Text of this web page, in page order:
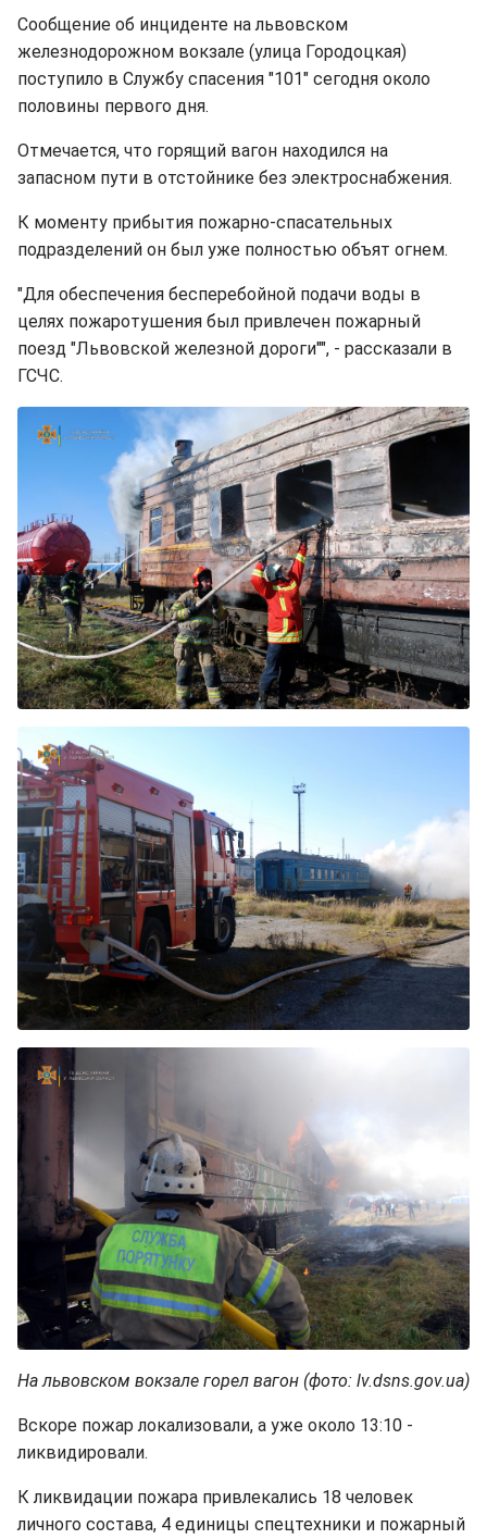
Сообщение об инциденте на львовском
железнодорожном вокзале (улица Городоцкая)
поступило в Службу спасения "101" сегодня около
половины первого дня.
Отмечается, что горящий вагон находился на
запасном пути в отстойнике без электроснабжения.
К моменту прибытия пожарно-спасательных
подразделений он был уже полностью объят огнем.
"Для обеспечения бесперебойной подачи воды в
целях пожаротушения был привлечен пожарный
поезд "Львовской железной дороги"", - рассказали в
ГСЧС.
На львовском вокзале горел вагон (фото: lv.dsns.gov.ua)
Вскоре пожар локализовали, а уже около 13:10 -
ликвидировали.
К ликвидации пожара привлекались 18 человек
личного состава, 4 единицы спецтехники и пожарный